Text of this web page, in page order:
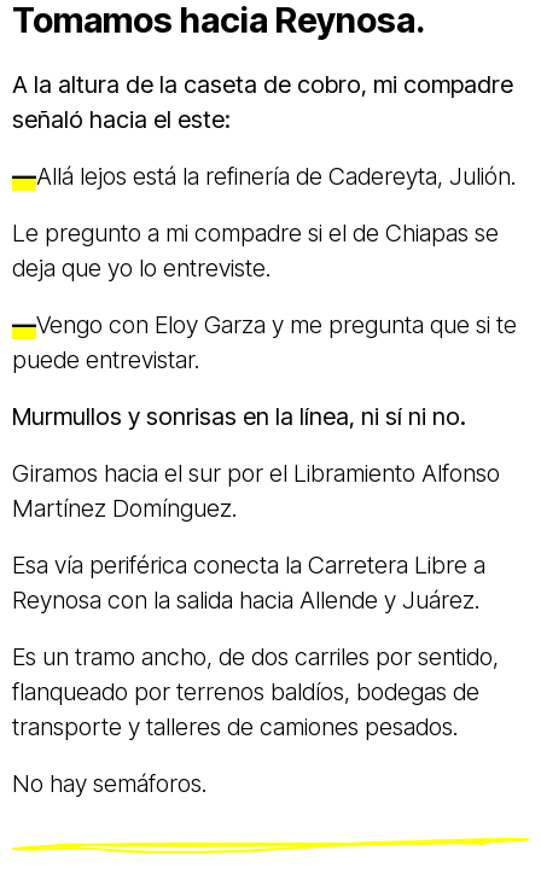
Tomamos hacia Reynosa.
A la altura de la caseta de cobro, mi compadre
señaló hacia el este:
—Allá lejos está la refinería de Cadereyta, Julión.
Le pregunto a mi compadre si el de Chiapas se
deja que yo lo entreviste.
—Vengo con Eloy Garza y me pregunta que si te
puede entrevistar.
Murmullos y sonrisas en la línea, ni sí ni no.
Giramos hacia el sur por el Libramiento Alfonso
Martínez Domínguez.
Esa vía periférica conecta la Carretera Libre a
Reynosa con la salida hacia Allende y Juárez.
Es un tramo ancho, de dos carriles por sentido,
flanqueado por terrenos baldíos, bodegas de
transporte y talleres de camiones pesados.
No hay semáforos.